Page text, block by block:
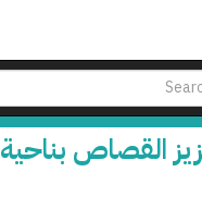
القصاص بناحية